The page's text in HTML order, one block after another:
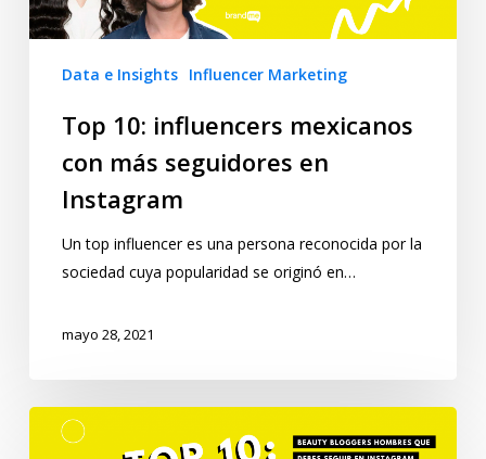
Data e Insights Influencer Marketing
Top 10: influencers mexicanos
con más seguidores en
Instagram
Un top influencer es una persona reconocida por la
sociedad cuya popularidad se originó en…
mayo 28, 2021